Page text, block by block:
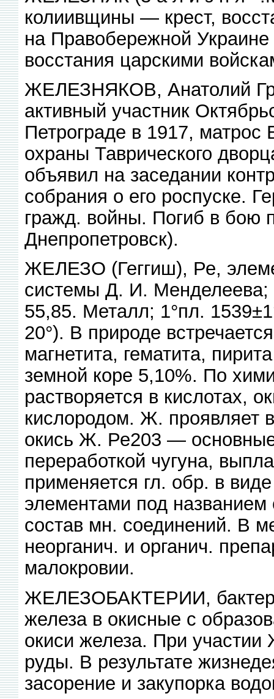
колиивщины — крест,
на Правобережной
восстания царскими
ЖЕЛЕЗНЯКОВ, Анатолий
активный участник
Петрограде в 1917, матрос
охраны Таврического
объявил на заседании
собрания о его роспуске.
гражд. войны. Погиб в бою
Днепропетровск).
ЖЕЛЕЗО (Геггиш), Ре,
системы Д. И. Менделеева;
55,85. Металл; 1°пл.
20°). В природе
магнетита, гематита,
земной коре 5,10%. По
растворяется в кислотах,
кислородом. Ж. проявляет
окись Ж. Ре203 —
переработкой чугуна,
применяется гл. обр. в
элементами под
состав мн. соединений. В
неорганич. и органич.
малокровии.
ЖЕЛЕЗОБАКТЕРИИ,
железа в окисные с
окиси железа. При
руды. В результате
засорение и закупорка